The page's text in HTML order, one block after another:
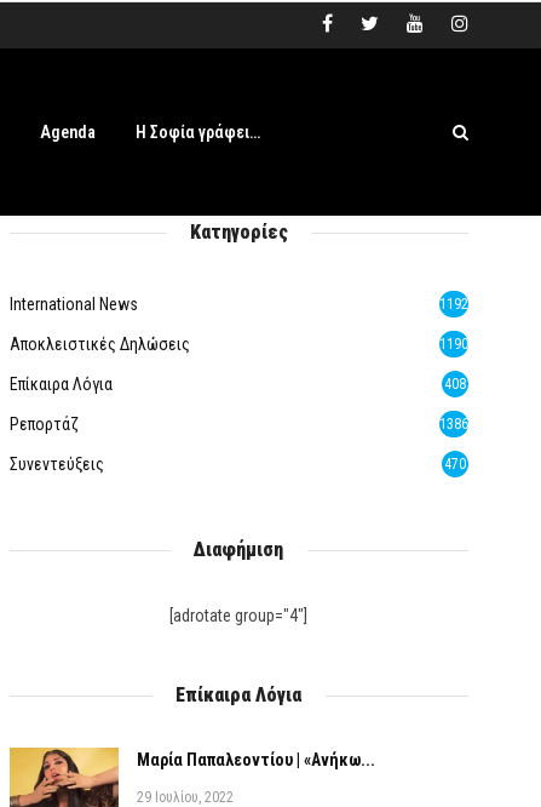
Agenda Η Σοφία γράφει…
Κατηγορίες
International News 1192
Αποκλειστικές Δηλώσεις 1190
Επίκαιρα Λόγια 408
Ρεπορτάζ 1386
Συνεντεύξεις 470
Διαφήμιση
[adrotate group="4"]
Επίκαιρα Λόγια
Μαρία Παπαλεοντίου | «Ανήκω...
29 Ιουλίου, 2022